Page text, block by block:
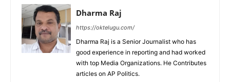
Dharma Raj
https://oktelugu.com/
Dharma Raj is a Senior Journalist who has
good experience in reporting and had worked
with top Media Organizations. He Contributes
articles on AP Politics.